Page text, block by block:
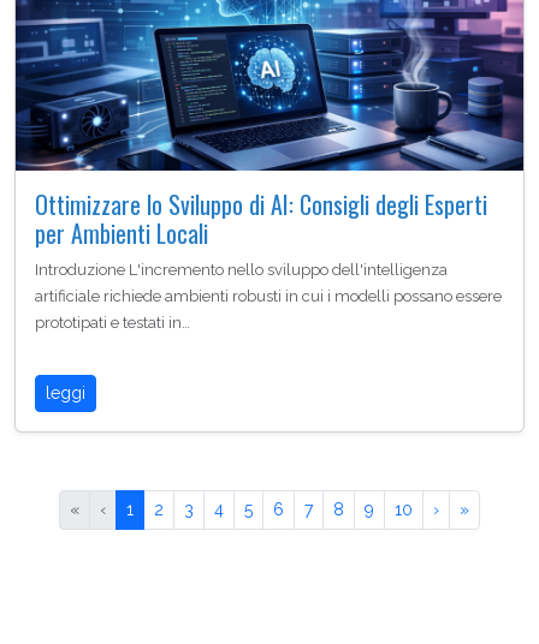
Ottimizzare lo Sviluppo di AI: Consigli degli Esperti
per Ambienti Locali
Introduzione L'incremento nello sviluppo dell'intelligenza
artificiale richiede ambienti robusti in cui i modelli possano essere
prototipati e testati in…
leggi
« ‹ 1 2 3 4 5 6 7 8 9 10 › »